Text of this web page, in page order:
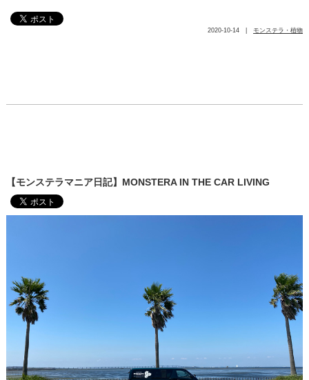
2020-10-14 | モンステラ・植物
【モンステラマニア日記】MONSTERA IN THE CAR LIVING